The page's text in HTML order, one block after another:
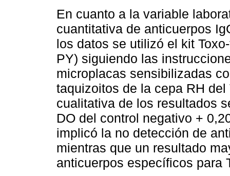
En cuanto a la variable
cuantitativa de anticuerpos
los datos se utilizó el kit
PY) siguiendo las
microplacas sensibilizadas
taquizoitos de la cepa RH
cualitativa de los resultados
DO del control negativo +
implicó la no detección de
mientras que un resultado
anticuerpos específicos para